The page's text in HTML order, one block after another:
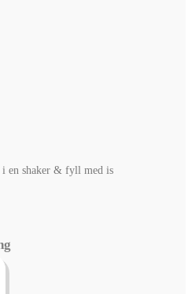
i en shaker & fyll med is